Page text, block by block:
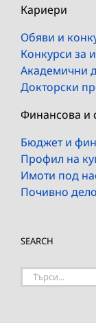
Кариери
Обяви и
Конкурси за
Академични
Докторски
Финансова и
Бюджет и
Профил на
Имоти под
Почивно дело
SEARCH
Търсене